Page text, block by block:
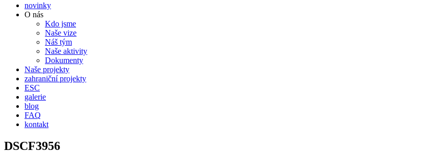
novinky
O nás
Kdo jsme
Naše vize
Náš tým
Naše aktivity
Dokumenty
Naše projekty
zahraniční projekty
ESC
galerie
blog
FAQ
kontakt
DSCF3956